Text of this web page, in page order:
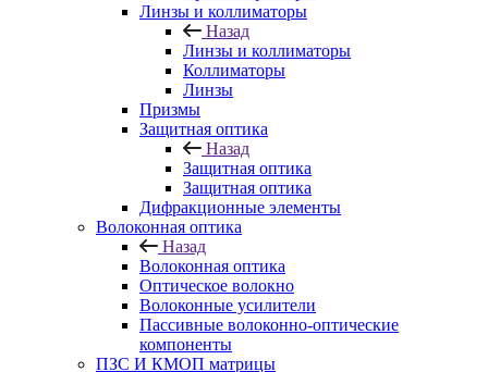
Линзы и коллиматоры
Назад
Линзы и коллиматоры
Коллиматоры
Линзы
Призмы
Защитная оптика
Назад
Защитная оптика
Защитная оптика
Дифракционные элементы
Волоконная оптика
Назад
Волоконная оптика
Оптическое волокно
Волоконные усилители
Пассивные волоконно-оптические
компоненты
ПЗС И КМОП матрицы